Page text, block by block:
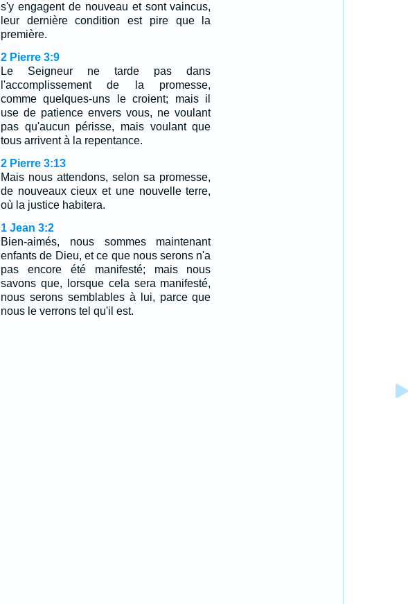
s'y engagent de nouveau et sont vaincus,
leur dernière condition est pire que la
première.
2 Pierre 3:9
Le Seigneur ne tarde pas dans
l'accomplissement de la promesse,
comme quelques-uns le croient; mais il
use de patience envers vous, ne voulant
pas qu'aucun périsse, mais voulant que
tous arrivent à la repentance.
2 Pierre 3:13
Mais nous attendons, selon sa promesse,
de nouveaux cieux et une nouvelle terre,
où la justice habitera.
1 Jean 3:2
Bien-aimés, nous sommes maintenant
enfants de Dieu, et ce que nous serons n'a
pas encore été manifesté; mais nous
savons que, lorsque cela sera manifesté,
nous serons semblables à lui, parce que
nous le verrons tel qu'il est.